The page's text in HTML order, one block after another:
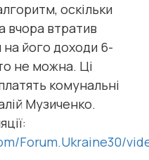
оскільки
вчора втратив
на його доходи 6-
не можна. Ці
комунальні
Музиченко.
Forum.Ukraine30/